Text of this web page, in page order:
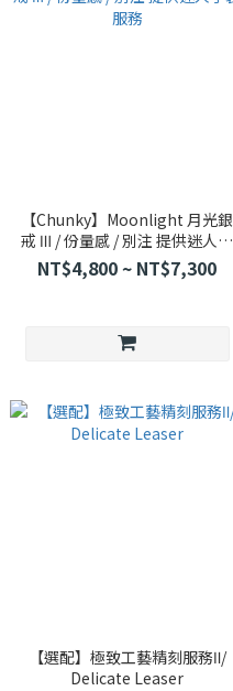
【Chunky】Moonlight 月光銀
戒 Ⅲ / 份量感 / 別注 提供迷人手
製服務
NT$4,800 ~ NT$7,300
【選配】極致工藝精刻服務Ⅱ/
Delicate Leaser